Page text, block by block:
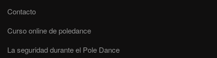
Contacto
Curso online de poledance
La seguridad durante el Pole Dance